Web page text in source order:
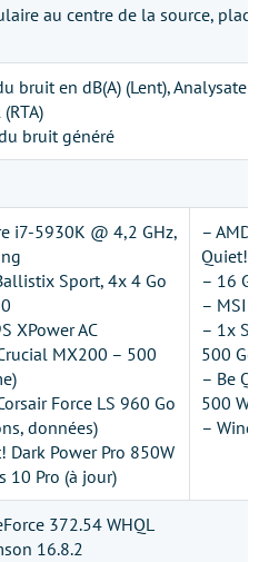
au centre de la source,
bruit en dB(A) (Lent),
bruit généré
i7-5930K @ 4,2 GHz,
Sport, 4x 4 Go
XPower AC
MX200 – 500
Force LS 960 Go
données)
Dark Power Pro 850W
10 Pro (à jour)
– AMD
Quiet!
– 16
– MSI
– 1x
500
– Be
500
–
372.54 WHQL
16.8.2